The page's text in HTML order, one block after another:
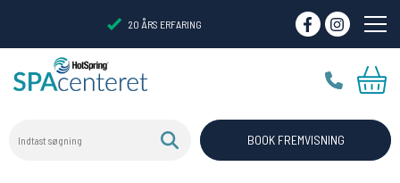
20 ÅRS ERFARING
VIRTUELT SHOWROOM
BOOK FREMVISNING